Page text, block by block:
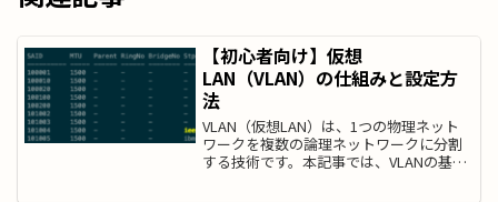
【初心者向け】仮想
LAN（VLAN）の仕組みと設定方
法
VLAN（仮想LAN）は、1つの物理ネット
ワークを複数の論理ネットワークに分割
する技術です。本記事では、VLANの基本